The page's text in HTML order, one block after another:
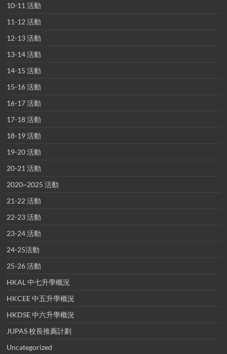
10-11 活動
11-12 活動
12-13 活動
13-14 活動
14-15 活動
15-16 活動
16-17 活動
17-18 活動
18-19 活動
19-20 活動
20-21 活動
2020~2025 活動
21-22 活動
22-23 活動
23-24 活動
24-25活動
25-26 活動
HKAL 中七升學概況
HKCEE 中五升學概況
HKDSE 中六升學概況
JUPAS 校長推薦計劃
Uncategorized